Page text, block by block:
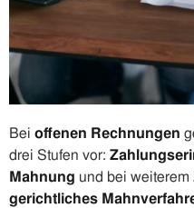
Bei offenen Rechnungen
drei Stufen vor:
Mahnung und bei weiterem
gerichtliches